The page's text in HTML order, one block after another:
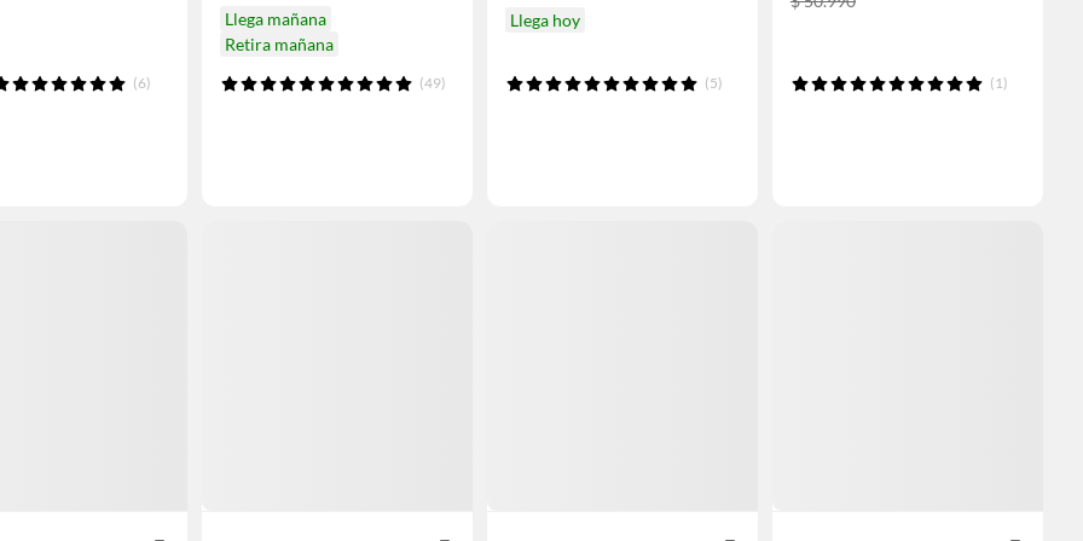
(6)
Llega mañana
Retira mañana
(49)
Llega hoy
(5) (1)